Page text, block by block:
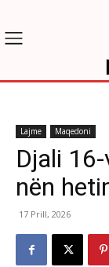
Lajme Maqedoni
Djali
nën
17 Prill, 2026